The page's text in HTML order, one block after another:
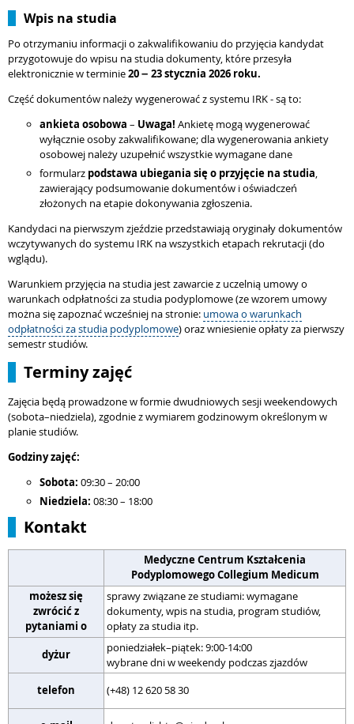
Wpis na studia
Po otrzymaniu informacji o zakwalifikowaniu do przyjęcia kandydat
przygotowuje do wpisu na studia dokumenty, które przesyła
elektronicznie w terminie20– 23 stycznia 2026 roku.
Część dokumentów należy wygenerować z systemu IRK - są to:
ankieta osobowa – Uwaga! Ankietę mogą wygenerować
wyłącznie osoby zakwalifikowane; dla wygenerowania ankiety
osobowej należy uzupełnić wszystkie wymagane dane
formularz podstawa ubiegania się o przyjęcie na studia,
zawierający podsumowanie dokumentów i oświadczeń
złożonych na etapie dokonywania zgłoszenia.
Kandydaci na pierwszym zjeździe przedstawiają oryginały dokumentów
wczytywanych do systemu IRK na wszystkich etapach rekrutacji (do
wglądu).
Warunkiem przyjęcia na studia jest zawarcie z uczelnią umowy o
warunkach odpłatności za studia podyplomowe (ze wzorem umowy
można się zapoznać wcześniej na stronie: umowa o warunkach
odpłatności za studia podyplomowe) oraz wniesienie opłaty za pierwszy
semestr studiów.
Terminy zajęć
Zajęcia będą prowadzone w formie dwudniowych sesji weekendowych
(sobota–niedziela), zgodnie z wymiarem godzinowym określonym w
planie studiów.
Godziny zajęć:
Sobota: 09:30 – 20:00
Niedziela: 08:30 – 18:00
Kontakt
Medyczne Centrum Kształcenia
Podyplomowego Collegium Medicum
możesz się
zwrócić z
pytaniami o
sprawy związane ze studiami: wymagane
dokumenty, wpis na studia, program studiów,
opłaty za studia itp.
dyżur
poniedziałek–piątek: 9:00-14:00
wybrane dni w weekendy podczas zjazdów
telefon (+48) 12 620 58 30